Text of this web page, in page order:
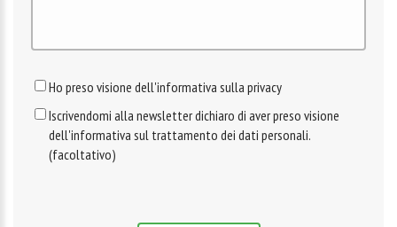
Ho preso visione dell'informativa sulla privacy
Iscrivendomi alla newsletter dichiaro di aver preso visione
dell'informativa sul trattamento dei dati personali.
(facoltativo)